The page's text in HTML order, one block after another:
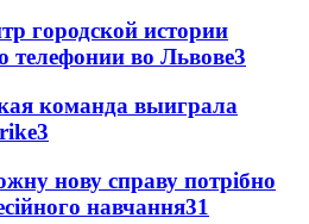
городской истории
телефонии во Львове3
команда выиграла
3
нову справу потрібно
навчання31